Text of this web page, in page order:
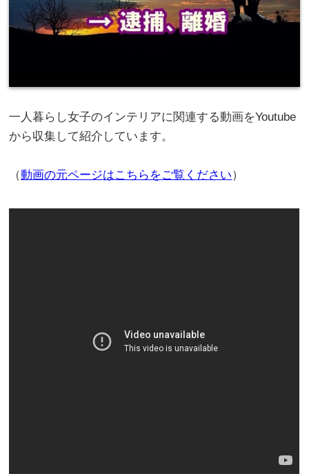
一人暮らし女子のインテリアに関連する動画をYoutube
から収集して紹介しています。
（動画の元ページはこちらをご覧ください）